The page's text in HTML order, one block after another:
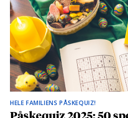
HELE FAMILIENS PÅSKEQUIZ!
Påskequiz 2025: 50